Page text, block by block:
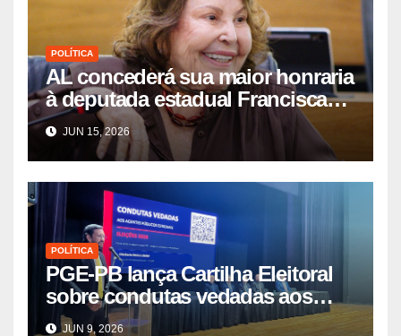
POLÍTICA
AL concederá sua maior honraria
à deputada estadual Francisca
Motta
JUN 15, 2026
POLÍTICA
PGE-PB lança Cartilha Eleitoral
sobre condutas vedadas aos
agentes públicos
JUN 9, 2026